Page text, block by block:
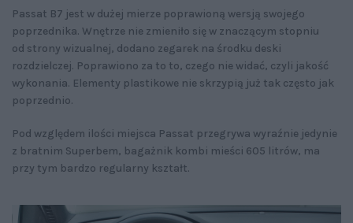
Passat B7 jest w dużej mierze poprawioną wersją swojego
poprzednika. Wnętrze nie zmieniło się w znaczącym stopniu
od strony wizualnej, dodano zegarek na środku deski
rozdzielczej. Poprawiono za to to, czego nie widać, czyli jakość
wykonania. Elementy plastikowe nie skrzypią już tak często jak
poprzednio.
Pod względem ilości miejsca Passat przegrywa wyraźnie jedynie
z bratnim Superbem, bagażnik kombi mieści 605 litrów, ma
przy tym bardzo regularny kształt.